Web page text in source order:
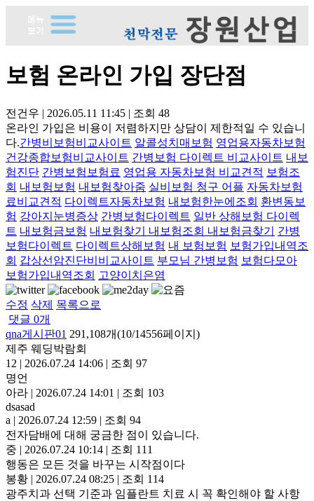
보험 온라인 가입 장단점
전건우 | 2026.05.11 11:45 | 조회 48
온라인 가입은 비용이 저렴하지만 상담이 제한적일 수 있습니
다.간병비보험비교사이트 알콜성치매보험 영업용자동차보험
건강종합보험비교사이트 간병보험 다이렉트 비교사이트 내보
험진단 간병보험보험료 영업용 자동차보험 비교견적 보험조
회 내보험보험 내보험찾아줌 실비보험 청구 어플 자동차보험
료비교견적 다이렉트자동차보험 내보험한눈에조회 환변동보
험 강아지눈병증상 간병보험다이렉트 일반 상해보험 다이렉
트 내보험금보험 내보험찾기 내보험조회 내보험금찾기
간병
보험다이렉트 다이렉트상해보험 내 보험보험 보험가입내역조
회 갑상선암진단비비교사이트 부모님 간병보험 보험다모아
보험가입내역조회 고양이치은염
수정 삭제 목록으로
댓글 0개
qna게시판01 291,108개(10/14556페이지)
제주 웨딩박람회
12 | 2026.07.24 14:06 | 조회 97
명언
아라 | 2026.07.24 14:01 | 조회 103
dsasad
a | 2026.07.24 12:59 | 조회 94
전자담배에 대해 궁금한 점이 있습니다.
중 | 2026.07.24 10:14 | 조회 111
행동은 모든 것을 바꾸는 시작점이다
봉황 | 2026.07.24 08:25 | 조회 114
광주치과 선택 기준과 임플란트 치료 시 꼭 확인해야 할 사항